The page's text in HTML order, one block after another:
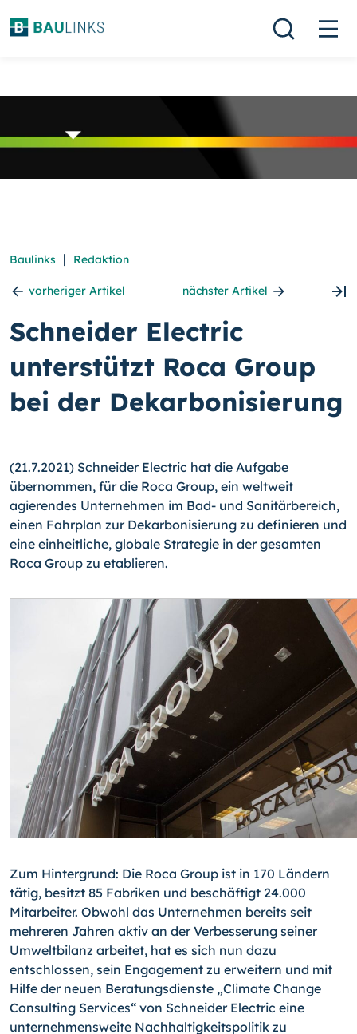
Baulinks | Redaktion
vorheriger Artikel nächster Artikel
Schneider Electric
unterstützt Roca Group
bei der Dekarbonisierung
(21.7.2021) Schneider Electric hat die Aufgabe
übernommen, für die Roca Group, ein weltweit
agierendes Unternehmen im Bad- und Sanitärbereich,
einen Fahrplan zur De­karbonisierung zu definieren und
eine einheitliche, globale Strategie in der gesamten
Roca Group zu etablieren.
Zum Hintergrund: Die Roca Group ist in 170 Ländern
tätig, besitzt 85 Fabriken und beschäftigt 24.000
Mitarbeiter. Obwohl das Unternehmen bereits seit
mehreren Jahren aktiv an der Verbesserung seiner
Umweltbilanz arbeitet, hat es sich nun dazu
entschlossen, sein Engagement zu erweitern und mit
Hilfe der neuen Beratungsdienste „Climate Change
Consulting Services“ von Schneider Electric eine
unternehmensweite Nachhaltigkeitspolitik zu